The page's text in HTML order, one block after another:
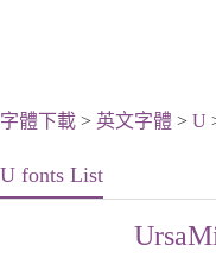
字體下載 > 英文字體 > U
U fonts List